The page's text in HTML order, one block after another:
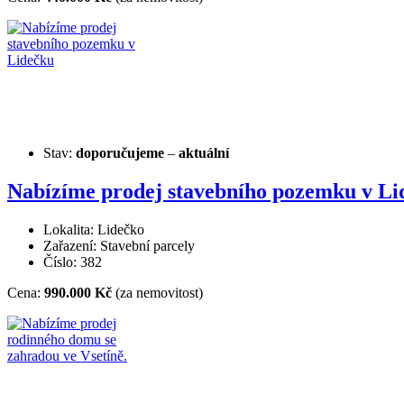
Stav: doporučujeme – aktuální
Nabízíme prodej stavebního pozemku v
Lokalita: Lidečko
Zařazení: Stavební parcely
Číslo: 382
Cena: 990.000 Kč (za nemovitost)